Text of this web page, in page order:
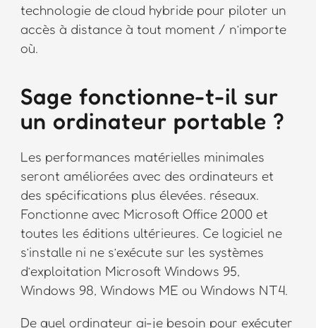
technologie de cloud hybride pour piloter un
accès à distance à tout moment / n’importe
où.
Sage fonctionne-t-il sur
un ordinateur portable ?
Les performances matérielles minimales
seront améliorées avec des ordinateurs et
des spécifications plus élevées. réseaux.
Fonctionne avec Microsoft Office 2000 et
toutes les éditions ultérieures. Ce logiciel ne
s’installe ni ne s’exécute sur les systèmes
d’exploitation Microsoft Windows 95,
Windows 98, Windows ME ou Windows NT4.
De quel ordinateur ai-je besoin pour exécuter